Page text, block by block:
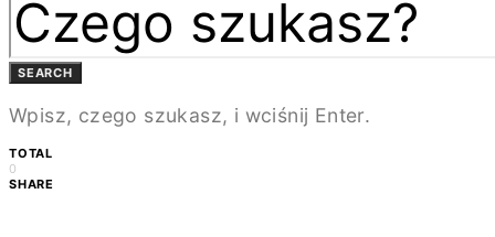
SEARCH
Wpisz, czego szukasz, i wciśnij Enter.
TOTAL
0
SHARE